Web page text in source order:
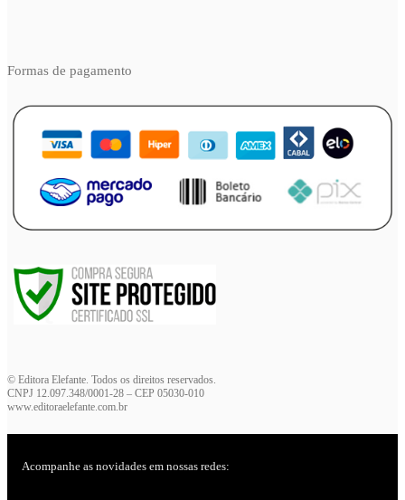
Formas de pagamento
© Editora Elefante. Todos os direitos reservados.
CNPJ 12.097.348/0001-28 – CEP 05030-010
www.editoraelefante.com.br
Acompanhe as novidades em nossas redes: